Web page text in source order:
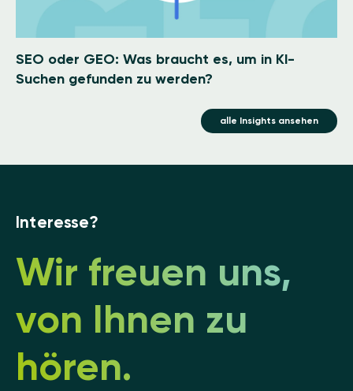
SEO oder GEO: Was braucht es, um in KI-
Suchen gefunden zu werden?
alle Insights ansehen
Interesse?
Wir freuen uns,
von Ihnen zu
hören.